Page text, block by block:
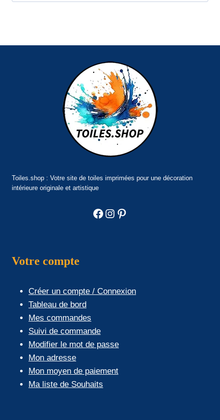
Toiles.shop : Votre site de toiles imprimées pour une décoration
intérieure originale et artistique
Facebook
Instagram
Pinterest
Votre compte
Créer un compte / Connexion
Tableau de bord
Mes commandes
Suivi de commande
Modifier le mot de passe
Mon adresse
Mon moyen de paiement
Ma liste de Souhaits